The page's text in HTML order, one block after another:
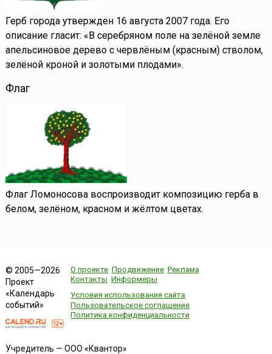
Герб города утвержден 16 августа 2007 года. Его
описание гласит: «В серебряном поле на зелёной земле
апельсиновое дерево с червлёным (красным) стволом,
зелёной кроной и золотыми плодами».
Флаг
Флаг Ломоносова воспроизводит композицию герба в
белом, зелёном, красном и жёлтом цветах.
© 2005—2026
Проект
«Календарь
событий»
О проекте Продвижение Реклама
Контакты Информеры
Условия использования сайта
Пользовательское соглашение
Политика конфиденциальности
Учредитель — ООО «Квантор»